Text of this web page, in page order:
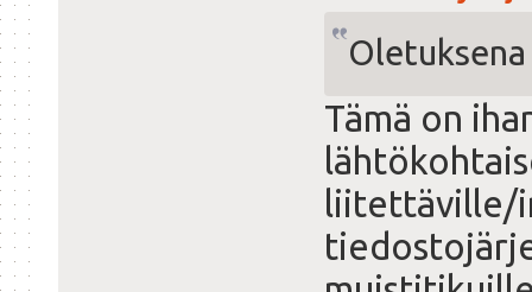
Tämä on
liitettäville/